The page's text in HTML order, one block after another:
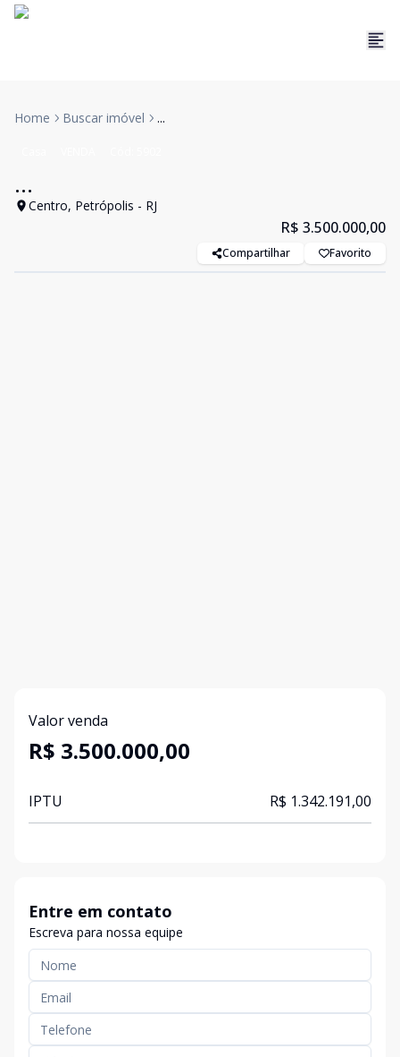
Home Buscar imóvel ...
...
Centro, Petrópolis - RJ
R$ 3.500.000,00
Compartilhar Favorito
Valor venda
R$ 3.500.000,00
IPTU R$ 1.342.191,00
Entre em contato
Escreva para nossa equipe